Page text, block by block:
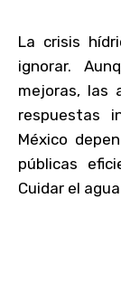
La crisis
ignorar.
mejoras, las
respuestas
México
públicas
Cuidar el